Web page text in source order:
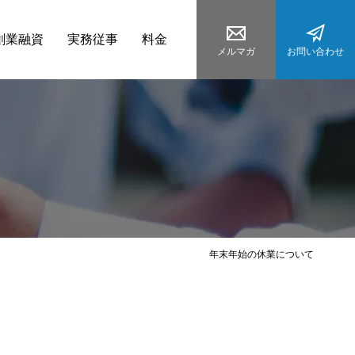
業融資 実務従事 料金
メルマガ お問い合わせ
年末年始の休業について